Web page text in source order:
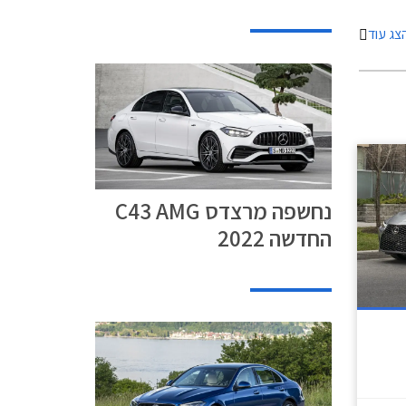
מראה
נאה עם
עוד
נחשפה מרצדס C43 AMG
החדשה 2022